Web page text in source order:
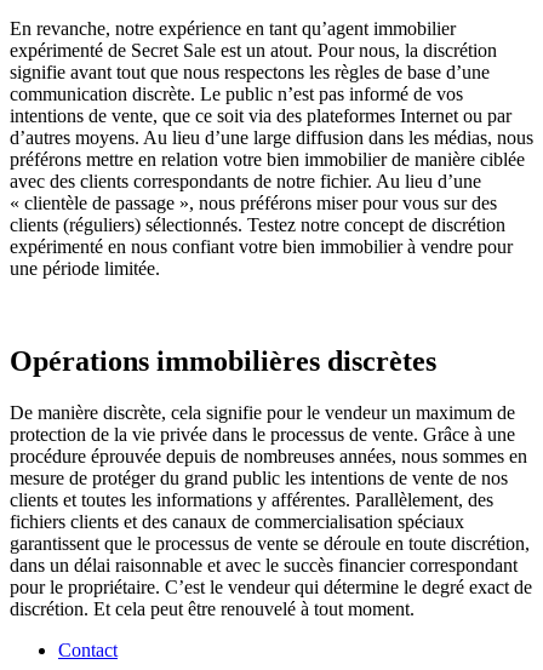
En revanche, notre expérience en tant qu’agent immobilier
expérimenté de Secret Sale est un atout. Pour nous, la discrétion
signifie avant tout que nous respectons les règles de base d’une
communication discrète. Le public n’est pas informé de vos
intentions de vente, que ce soit via des plateformes Internet ou par
d’autres moyens. Au lieu d’une large diffusion dans les médias, nous
préférons mettre en relation votre bien immobilier de manière ciblée
avec des clients correspondants de notre fichier. Au lieu d’une
« clientèle de passage », nous préférons miser pour vous sur des
clients (réguliers) sélectionnés. Testez notre concept de discrétion
expérimenté en nous confiant votre bien immobilier à vendre pour
une période limitée.
Opérations immobilières discrètes
De manière discrète, cela signifie pour le vendeur un maximum de
protection de la vie privée dans le processus de vente. Grâce à une
procédure éprouvée depuis de nombreuses années, nous sommes en
mesure de protéger du grand public les intentions de vente de nos
clients et toutes les informations y afférentes. Parallèlement, des
fichiers clients et des canaux de commercialisation spéciaux
garantissent que le processus de vente se déroule en toute discrétion,
dans un délai raisonnable et avec le succès financier correspondant
pour le propriétaire. C’est le vendeur qui détermine le degré exact de
discrétion. Et cela peut être renouvelé à tout moment.
Contact